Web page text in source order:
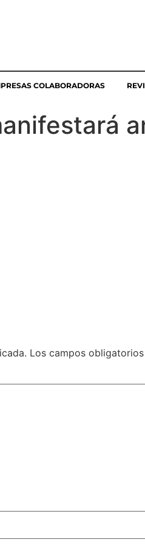
COLABORADORAS
Los campos